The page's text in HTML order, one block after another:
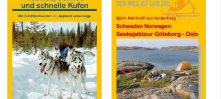
Zu
Wunschliste
hinzufügen
Zu
Wunschliste
hinzufügen